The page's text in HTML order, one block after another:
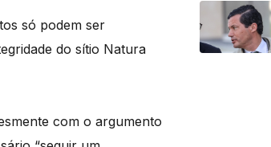
só podem ser
do sítio Natura
com o argumento